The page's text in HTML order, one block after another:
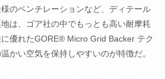
のベンチレーションなど、ディテール
は、ゴア社の中でもっとも高い耐摩耗
優れたGORE® Micro Grid Backer テク
かい空気を保持しやすいのが特徴だ。